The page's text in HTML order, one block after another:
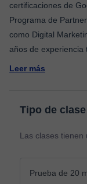
certificaciones de
Programa de
como Digital
años de experiencia
Leer más
Tipo de clase
Las clases tienen
Prueba de 20